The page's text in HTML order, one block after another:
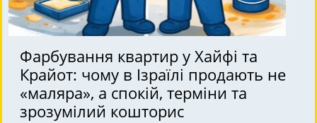
Фарбування квартир у Хайфі та
Крайот: чому в Ізраїлі продають не
«маляра», а спокій, терміни та
зрозумілий кошторис